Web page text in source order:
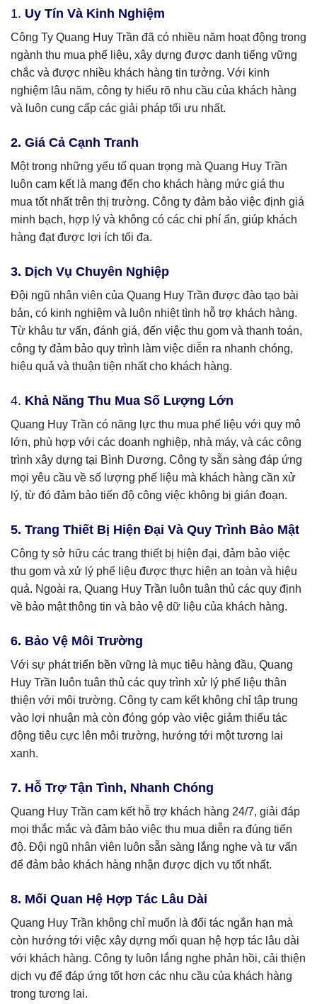
1. Uy Tín Và Kinh Nghiệm
Công Ty Quang Huy Trần đã có nhiều năm hoạt động trong
ngành thu mua phế liệu, xây dựng được danh tiếng vững
chắc và được nhiều khách hàng tin tưởng. Với kinh
nghiệm lâu năm, công ty hiểu rõ nhu cầu của khách hàng
và luôn cung cấp các giải pháp tối ưu nhất.
2. Giá Cả Cạnh Tranh
Một trong những yếu tố quan trọng mà Quang Huy Trần
luôn cam kết là mang đến cho khách hàng mức giá thu
mua tốt nhất trên thị trường. Công ty đảm bảo việc định giá
minh bạch, hợp lý và không có các chi phí ẩn, giúp khách
hàng đạt được lợi ích tối đa.
3. Dịch Vụ Chuyên Nghiệp
Đội ngũ nhân viên của Quang Huy Trần được đào tạo bài
bản, có kinh nghiệm và luôn nhiệt tình hỗ trợ khách hàng.
Từ khâu tư vấn, đánh giá, đến việc thu gom và thanh toán,
công ty đảm bảo quy trình làm việc diễn ra nhanh chóng,
hiệu quả và thuận tiện nhất cho khách hàng.
4. Khả Năng Thu Mua Số Lượng Lớn
Quang Huy Trần có năng lực thu mua phế liệu với quy mô
lớn, phù hợp với các doanh nghiệp, nhà máy, và các công
trình xây dựng tại Bình Dương. Công ty sẵn sàng đáp ứng
mọi yêu cầu về số lượng phế liệu mà khách hàng cần xử
lý, từ đó đảm bảo tiến độ công việc không bị gián đoạn.
5. Trang Thiết Bị Hiện Đại Và Quy Trình Bảo Mật
Công ty sở hữu các trang thiết bị hiện đại, đảm bảo việc
thu gom và xử lý phế liệu được thực hiện an toàn và hiệu
quả. Ngoài ra, Quang Huy Trần luôn tuân thủ các quy định
về bảo mật thông tin và bảo vệ dữ liệu của khách hàng.
6. Bảo Vệ Môi Trường
Với sự phát triển bền vững là mục tiêu hàng đầu, Quang
Huy Trần luôn tuân thủ các quy trình xử lý phế liệu thân
thiện với môi trường. Công ty cam kết không chỉ tập trung
vào lợi nhuận mà còn đóng góp vào việc giảm thiểu tác
động tiêu cực lên môi trường, hướng tới một tương lai
xanh.
7. Hỗ Trợ Tận Tình, Nhanh Chóng
Quang Huy Trần cam kết hỗ trợ khách hàng 24/7, giải đáp
mọi thắc mắc và đảm bảo việc thu mua diễn ra đúng tiến
độ. Đội ngũ nhân viên luôn sẵn sàng lắng nghe và tư vấn
để đảm bảo khách hàng nhận được dịch vụ tốt nhất.
8. Mối Quan Hệ Hợp Tác Lâu Dài
Quang Huy Trần không chỉ muốn là đối tác ngắn hạn mà
còn hướng tới việc xây dựng mối quan hệ hợp tác lâu dài
với khách hàng. Công ty luôn lắng nghe phản hồi, cải thiện
dịch vụ để đáp ứng tốt hơn các nhu cầu của khách hàng
trong tương lai.